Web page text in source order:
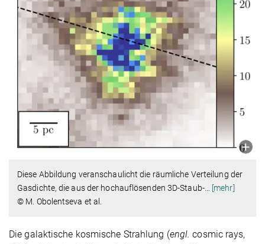
Diese Abbildung veranschaulicht die räumliche Verteilung der
Gasdichte, die aus der hochauflösenden 3D-Staub-… [mehr]
© M. Obolentseva et al.
Die galaktische kosmische Strahlung (engl. cosmic rays,